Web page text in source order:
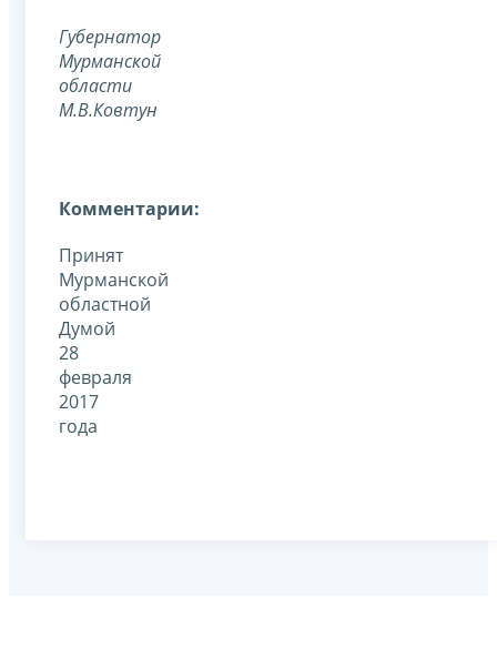
Губернатор
Мурманской
области
М.В.Ковтун
Комментарии:
Принят
Мурманской
областной
Думой
28
февраля
2017
года